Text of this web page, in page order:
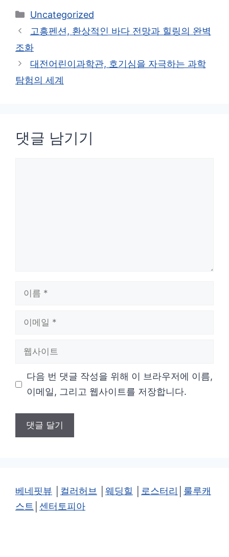
카
테
리
Uncategorized
고흥펜션, 환상적인 바다 전망과 힐링의 완벽
조화
대전어린이과학관, 호기심을 자극하는 과학
탐험의 세계
댓글 남기기
다음 번 댓글 작성을 위해 이 브라우저에 이름,
이메일, 그리고 웹사이트를 저장합니다.
베네핏뷰 컬러허브 웨딩힐 로스터리
룰루캐
스트
센터토피아